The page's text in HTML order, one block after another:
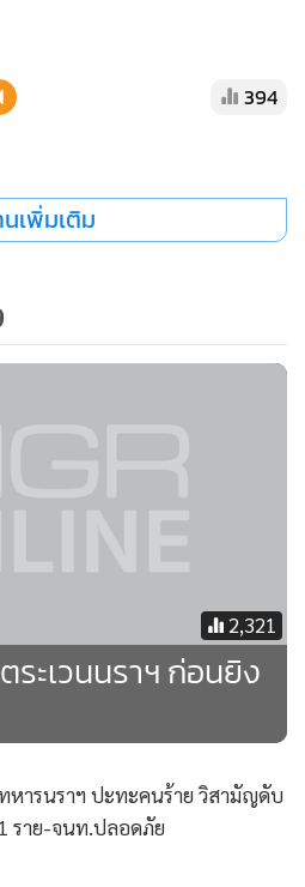
394
เพิ่มเติม
2,321
ะเวนนราฯ ก่อนยิง
หารนราฯ ปะทะคนร้าย วิสามัญดับ
1 ราย-จนท.ปลอดภัย